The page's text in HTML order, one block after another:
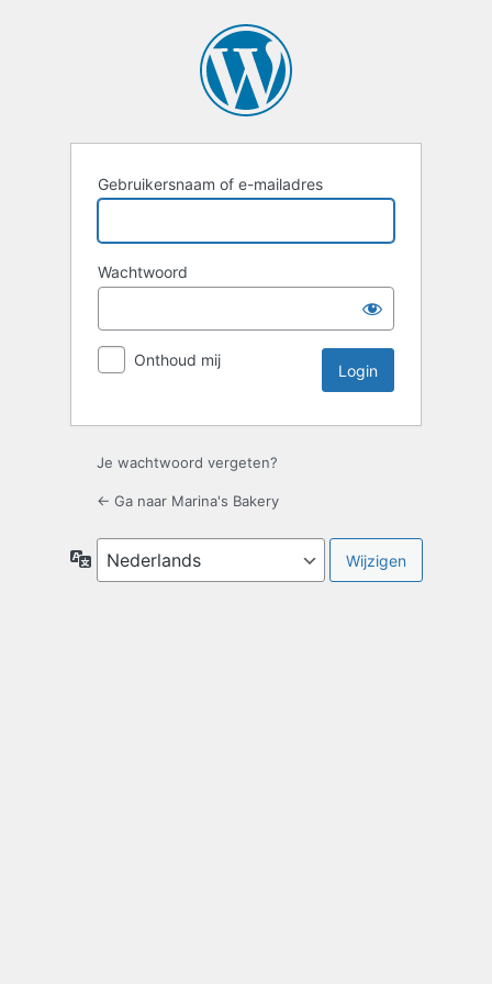
Gebruikersnaam of e-mailadres
Wachtwoord
Onthoud mij
Je wachtwoord vergeten?
← Ga naar Marina's Bakery
Taal